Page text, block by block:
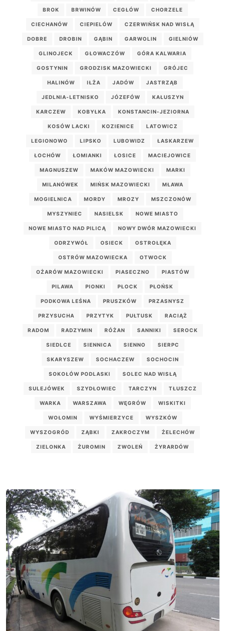
BROK BRWINÓW CEGŁÓW CHORZELE
CIECHANÓW CIEPIELÓW CZERWIŃSK NAD WISŁĄ
DOBRE DROBIN GĄBIN GARWOLIN GIELNIÓW
GLINOJECK GŁOWACZÓW GÓRA KALWARIA
GOSTYNIN GRODZISK MAZOWIECKI GRÓJEC
HALINÓW IŁŻA JADÓW JASTRZĄB
JEDLNIA-LETNISKO JÓZEFÓW KAŁUSZYN
KARCZEW KOBYŁKA KONSTANCIN-JEZIORNA
KOSÓW LACKI KOZIENICE LATOWICZ
LEGIONOWO LIPSKO LUBOWIDZ ŁASKARZEW
ŁOCHÓW ŁOMIANKI ŁOSICE MACIEJOWICE
MAGNUSZEW MAKÓW MAZOWIECKI MARKI
MILANÓWEK MIŃSK MAZOWIECKI MŁAWA
MOGIELNICA MORDY MROZY MSZCZONÓW
MYSZYNIEC NASIELSK NOWE MIASTO
NOWE MIASTO NAD PILICĄ NOWY DWÓR MAZOWIECKI
ODRZYWÓŁ OSIECK OSTROŁĘKA
OSTRÓW MAZOWIECKA OTWOCK
OŻARÓW MAZOWIECKI PIASECZNO PIASTÓW
PILAWA PIONKI PŁOCK PŁOŃSK
PODKOWA LEŚNA PRUSZKÓW PRZASNYSZ
PRZYSUCHA PRZYTYK PUŁTUSK RACIĄŻ
RADOM RADZYMIN RÓŻAN SANNIKI SEROCK
SIEDLCE SIENNICA SIENNO SIERPC
SKARYSZEW SOCHACZEW SOCHOCIN
SOKOŁÓW PODLASKI SOLEC NAD WISŁĄ
SULEJÓWEK SZYDŁOWIEC TARCZYN TŁUSZCZ
WARKA WARSZAWA WĘGRÓW WISKITKI
WOŁOMIN WYŚMIERZYCE WYSZKÓW
WYSZOGRÓD ZĄBKI ZAKROCZYM ŻELECHÓW
ZIELONKA ŻUROMIN ZWOLEŃ ŻYRARDÓW